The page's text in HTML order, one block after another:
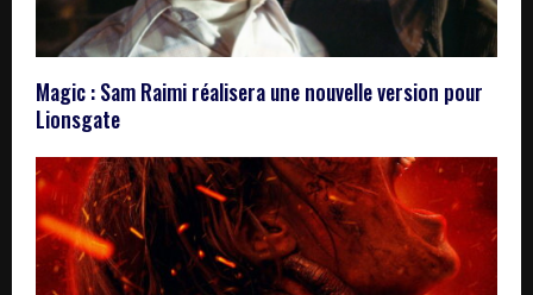
Magic : Sam Raimi réalisera une nouvelle version pour
Lionsgate